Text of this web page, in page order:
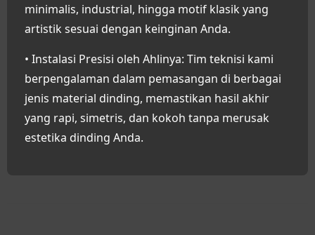
minimalis, industrial, hingga motif klasik yang
artistik sesuai dengan keinginan Anda.
• Instalasi Presisi oleh Ahlinya: Tim teknisi kami
berpengalaman dalam pemasangan di berbagai
jenis material dinding, memastikan hasil akhir
yang rapi, simetris, dan kokoh tanpa merusak
estetika dinding Anda.